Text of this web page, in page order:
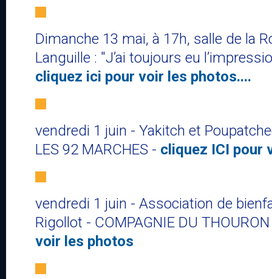
Dimanche 13 mai, à 17h, salle de la
Languille : "J’ai toujours eu
cliquez ici pour voir les photos....
vendredi 1 juin - Yakitch et
LES 92 MARCHES - cliquez ICI pour
vendredi 1 juin - Association de
Rigollot - COMPAGNIE DU
voir les photos